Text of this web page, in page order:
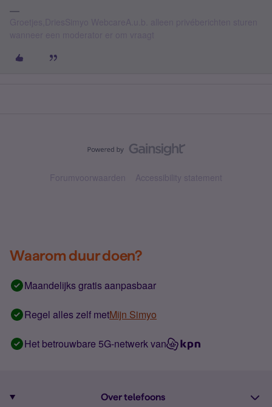
Forumvoorwaarden Accessibility statement
Waarom duur doen?
Maandelijks gratis aanpasbaar
Regel alles zelf metMijn Simyo
Het betrouwbare 5G-netwerk van
Over telefoons